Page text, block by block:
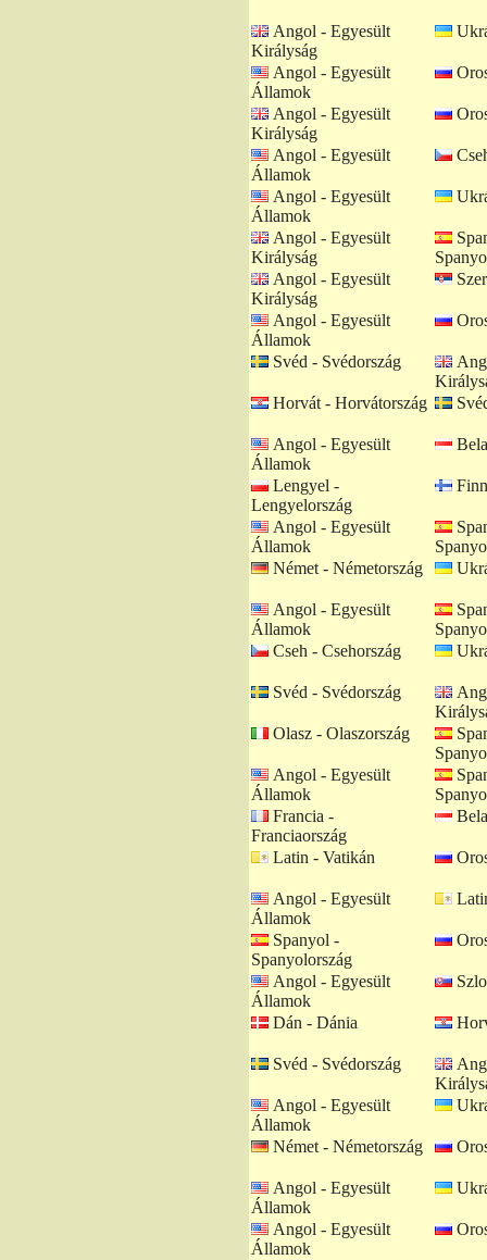
Angol - Egyesült
Királyság
Angol - Egyesült
Államok
Angol - Egyesült
Királyság
Angol - Egyesült
Államok
Angol - Egyesült
Államok
Angol - Egyesült
Királyság
Angol - Egyesült
Királyság
Angol - Egyesült
Államok
Svéd - Svédország
Horvát - Horvátország
Angol - Egyesült
Államok
Lengyel -
Lengyelország
Angol - Egyesült
Államok
Német - Németország
Angol - Egyesült
Államok
Cseh - Csehország
Svéd - Svédország
Olasz - Olaszország
Angol - Egyesült
Államok
Francia -
Franciaország
Latin - Vatikán
Angol - Egyesült
Államok
Spanyol -
Spanyolország
Angol - Egyesült
Államok
Dán - Dánia
Svéd - Svédország
Angol - Egyesült
Államok
Német - Németország
Angol - Egyesült
Államok
Angol - Egyesült
Államok